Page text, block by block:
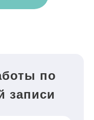
по
записи